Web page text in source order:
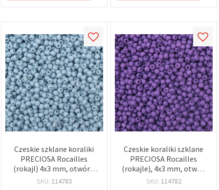
Czeskie szklane koraliki
PRECIOSA Rocailles
(rokajl) 4x3 mm, otwór 1
mm, nieprzezroczyste
SKU: 114783
Czeskie koraliki szklane
PRECIOSA Rocailles
(rokajle), 4x3 mm, otwór:
1 mm, ametyst matowy
SKU: 114782